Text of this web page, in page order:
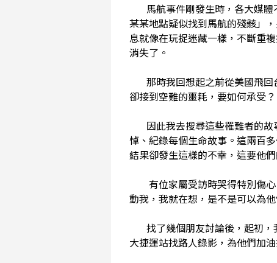
馬航事件剛發生時，各大媒體
某某地點疑似找到馬航的殘骸」
息就像在玩捉迷藏一樣，不斷重
消失了。
那時我回想起之前從美國飛回
卻接到空難的噩耗，要如何承受？
因此我去搜尋這些罹難者的故
悼、紀錄每個生命故事。這兩百
結果卻發生這樣的不幸，這要他
有位家屬受訪時哭得特別傷心
動我，我就在想，是不是可以為
找了幾個朋友討論後，起初，
大捷運站找路人錄影，為他們加油